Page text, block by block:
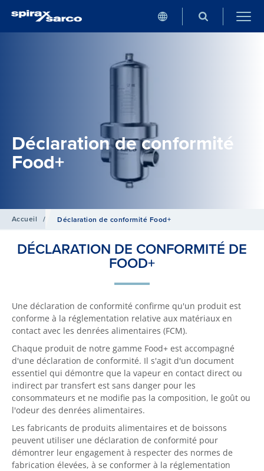
Déclaration de conformité
Food+
Accueil / Déclaration de conformité Food+
DÉCLARATION DE CONFORMITÉ DE
FOOD+
Une déclaration de conformité confirme qu'un produit est
conforme à la réglementation relative aux matériaux en
contact avec les denrées alimentaires (FCM).
Chaque produit de notre gamme Food+ est accompagné
d'une déclaration de conformité. Il s'agit d'un document
essentiel qui démontre que la vapeur en contact direct ou
indirect par transfert est sans danger pour les
consommateurs et ne modifie pas la composition, le goût ou
l'odeur des denrées alimentaires.
Les fabricants de produits alimentaires et de boissons
peuvent utiliser une déclaration de conformité pour
démontrer leur engagement à respecter des normes de
fabrication élevées, à se conformer à la réglementation